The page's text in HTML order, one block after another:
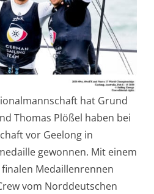
hat Grund
Thomas Plößel haben bei
vor Geelong in
gewonnen. Mit einem
Medaillenrennen
vom Norddeutschen